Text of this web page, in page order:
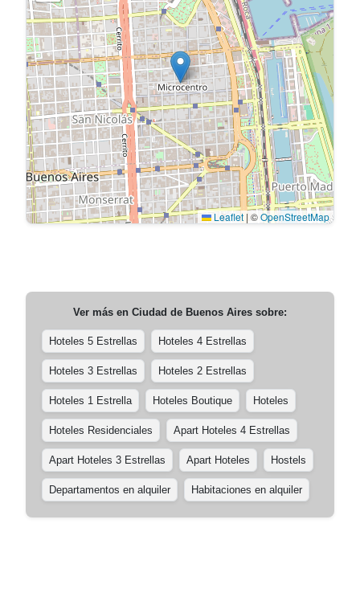
Leaflet | ©OpenStreetMap
Ver más en Ciudad de Buenos Aires sobre:
Hoteles 5 Estrellas Hoteles 4 Estrellas
Hoteles 3 Estrellas Hoteles 2 Estrellas
Hoteles 1 Estrella Hoteles Boutique Hoteles
Hoteles Residenciales Apart Hoteles 4 Estrellas
Apart Hoteles 3 Estrellas Apart Hoteles Hostels
Departamentos en alquiler Habitaciones en alquiler